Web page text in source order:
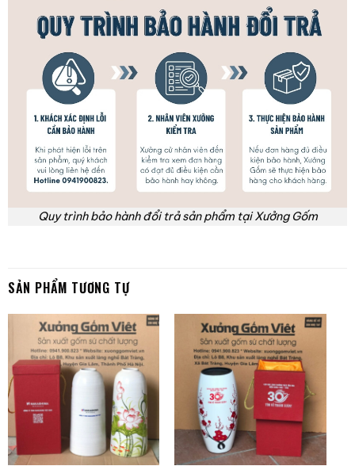
Quy trình bảo hành đổi trả sản phẩm tại Xưởng Gốm
SẢN PHẨM TƯƠNG TỰ